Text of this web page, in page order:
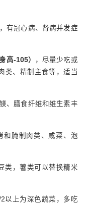
有冠心病、肾病并发症
高-105）
，尽量少吃或
类、精制主食等，适当
、膳食纤维和维生素丰
和腌制肉类、咸菜、泡
类，薯类可以替换精米
以上为深色蔬菜，多吃